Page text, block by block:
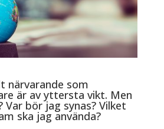
närvarande som
är av yttersta vikt. Men
bör jag synas? Vilket
ska jag använda?